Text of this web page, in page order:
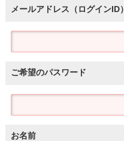
メールアドレス（ログインID）
ご希望のパスワード
お名前